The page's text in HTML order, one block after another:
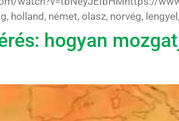
holland, német, olasz, norvég,
hogyan